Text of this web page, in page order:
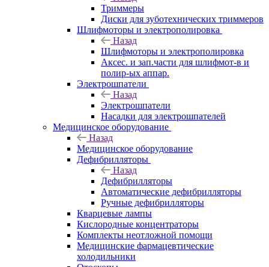
Триммеры
Диски для зуботехнических триммеров
Шлифмоторы и электрополировка
Назад
Шлифмоторы и электрополировка
Аксес. и зап.части для шлифмот-в и
полир-ых аппар.
Электрошпатели
Назад
Электрошпатели
Насадки для электрошпателей
Медицинское оборудование
Назад
Медицинское оборудование
Дефибрилляторы
Назад
Дефибрилляторы
Автоматические дефибрилляторы
Ручные дефибрилляторы
Кварцевые лампы
Кислородные концентраторы
Комплекты неотложной помощи
Медицинские фармацевтические
холодильники